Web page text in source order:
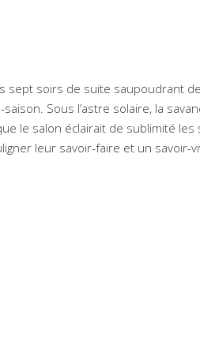
sept soirs de suite saupoudrant
Sous l’astre solaire, la
le salon éclairait de sublimité les
leur savoir-faire et un savoir-